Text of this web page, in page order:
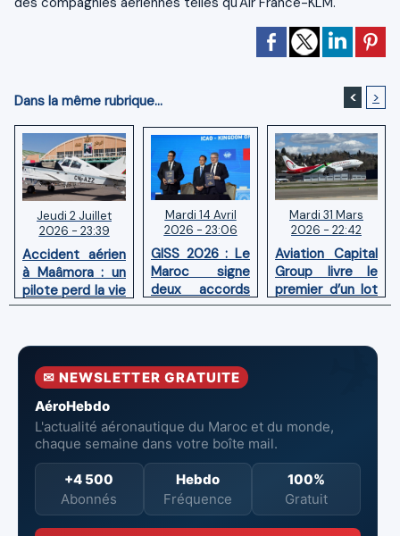
Dans la même rubrique... < >
Jeudi 2 Juillet
2026 - 23:39
Accident aérien
à Maâmora : un
pilote perd la vie
en combat
incendie
Mardi 14 Avril
2026 - 23:06
GISS 2026 : Le
Maroc signe
deux accords
avec l'OACI
la surveillance
aériennes.
Mardi 31 Mars
2026 - 22:42
Aviation Capital
Group livre le
premier d’un lot
de six Boeing
neufs à Royal Air
✉ NEWSLETTER GRATUITE
AéroHebdo
L'actualité aéronautique du Maroc et du monde,
chaque semaine dans votre boîte mail.
+4 500
Abonnés
Hebdo
Fréquence
100%
Gratuit